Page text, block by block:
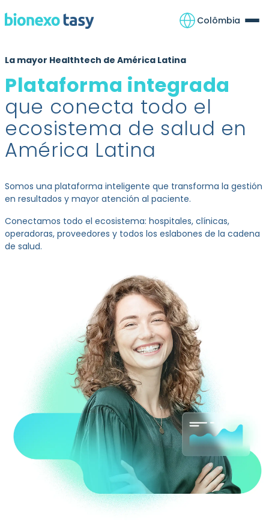
Colômbia
La mayor Healthtech de América Latina
Plataforma integrada
que conecta todo el
ecosistema de salud en
América Latina
Somos una plataforma inteligente que transforma la gestión
en resultados y mayor atención al paciente.
Conectamos todo el ecosistema: hospitales, clínicas,
operadoras, proveedores y todos los eslabones de la cadena
de salud.